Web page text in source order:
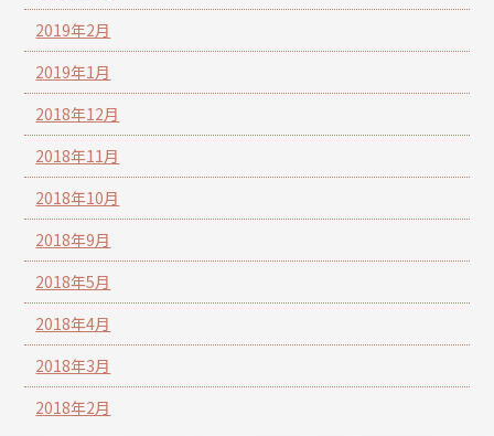
2019年2月
2019年1月
2018年12月
2018年11月
2018年10月
2018年9月
2018年5月
2018年4月
2018年3月
2018年2月